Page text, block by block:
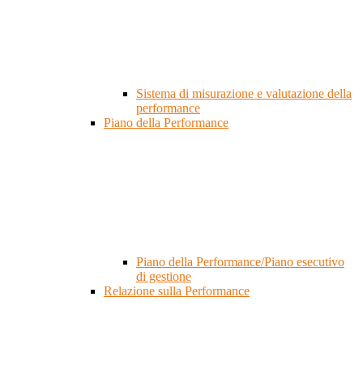
Sistema di misurazione e valutazione della
performance
Piano della Performance
Piano della Performance/Piano esecutivo
di gestione
Relazione sulla Performance